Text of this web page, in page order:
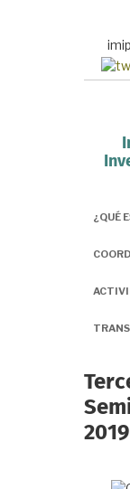
¿QUÉ
2019